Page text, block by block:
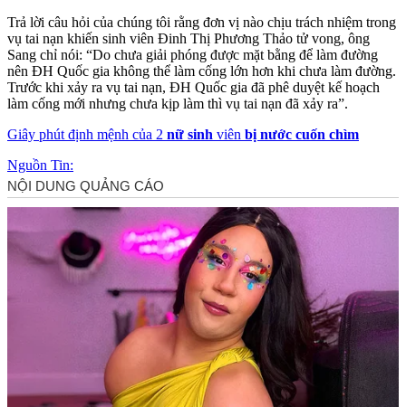
Trả lời câu hỏi của chúng tôi rằng đơn vị nào chịu trách nhiệm trong
vụ tai nạn khiến sinh viên Đinh Thị Phương Thảo tử vong, ông
Sang chỉ nói: “Do chưa giải phóng được mặt bằng để làm đường
nên ĐH Quốc gia không thể làm cống lớn hơn khi chưa làm đường.
Trước khi xảy ra vụ tai nạn, ĐH Quốc gia đã phê duyệt kế hoạch
làm cống mới nhưng chưa kịp làm thì vụ tai nạn đã xảy ra”.
Giây phút định mệnh của 2 nữ sinh viên bị nước cuốn chìm
Nguồn Tin: